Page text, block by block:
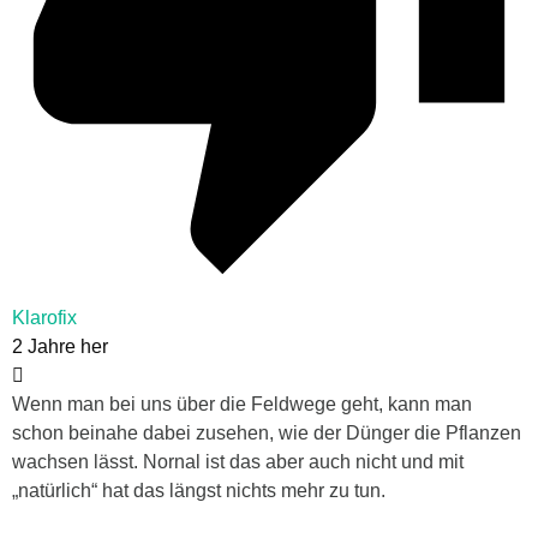
Klarofix
2 Jahre her
Wenn man bei uns über die Feldwege geht, kann man
schon beinahe dabei zusehen, wie der Dünger die Pflanzen
wachsen lässt. Nornal ist das aber auch nicht und mit
„natürlich“ hat das längst nichts mehr zu tun.